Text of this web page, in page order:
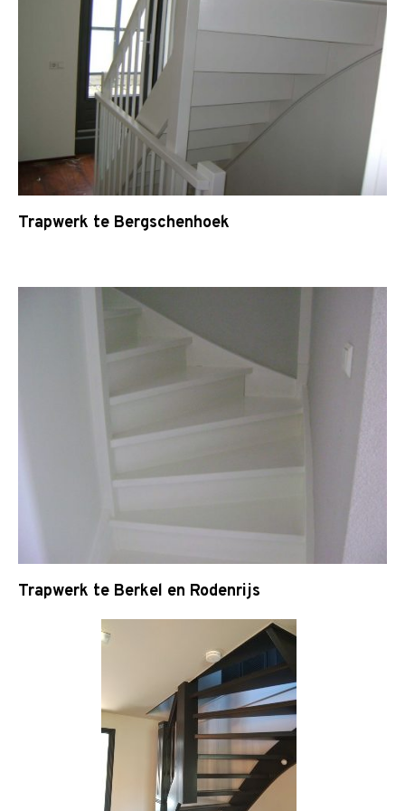
Trapwerk te Bergschenhoek
Trapwerk te Berkel en Rodenrijs